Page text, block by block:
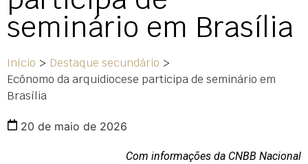
seminário em Brasília
Início > Destaque secundário >
Ecônomo da arquidiocese participa de seminário em
Brasília
20 de maio de 2026
Com informações da CNBB Nacional